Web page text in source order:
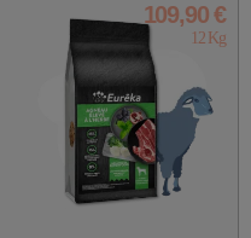
109,90 €
12 Kg